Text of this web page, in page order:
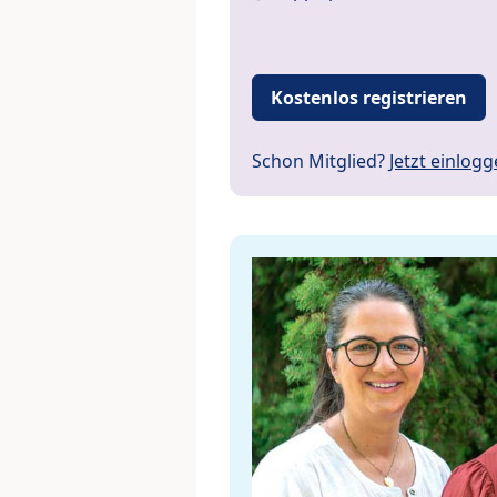
Kostenlos registrieren
Schon Mitglied? Jetzt